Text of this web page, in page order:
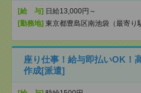
[給 与] 日給13,000円～
[勤務地] 東京都豊島区南池袋（最寄り
座り仕事！給与即払いOK！
作成[派遣]